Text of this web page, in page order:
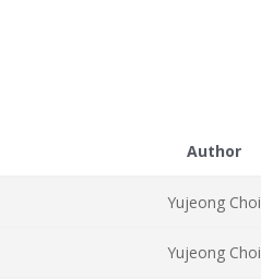
Author
Yujeong Choi
Yujeong Choi